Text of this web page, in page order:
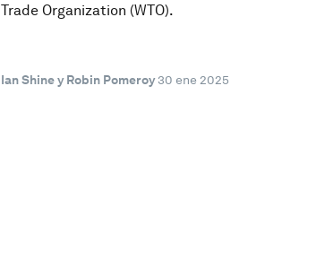
Trade Organization (WTO).
Ian Shine y Robin Pomeroy 30 ene 2025